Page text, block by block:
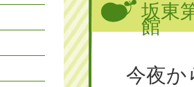
坂東
館
今夜か